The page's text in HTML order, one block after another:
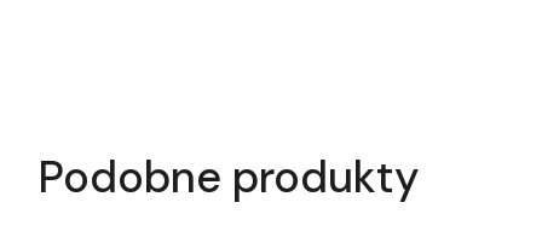
Podobne produkty